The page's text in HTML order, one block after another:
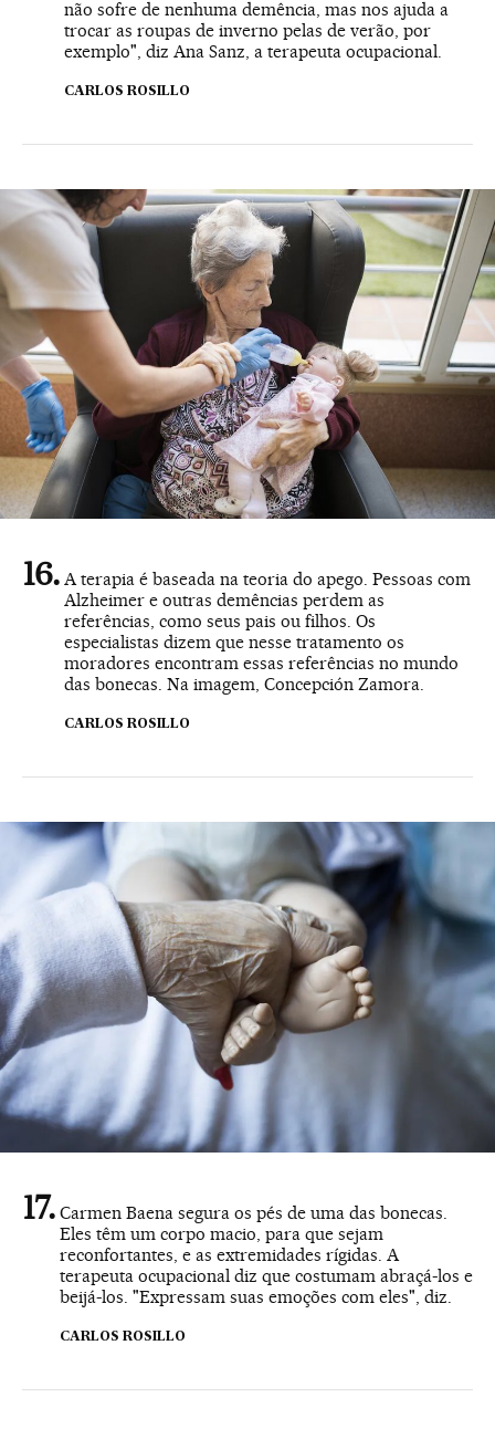
não sofre de nenhuma demência, mas nos ajuda a
trocar as roupas de inverno pelas de verão, por
exemplo", diz Ana Sanz, a terapeuta ocupacional.
CARLOS ROSILLO
A terapia é baseada na teoria do apego. Pessoas com
Alzheimer e outras demências perdem as
referências, como seus pais ou filhos. Os
especialistas dizem que nesse tratamento os
moradores encontram essas referências no mundo
das bonecas. Na imagem, Concepción Zamora.
CARLOS ROSILLO
Carmen Baena segura os pés de uma das bonecas.
Eles têm um corpo macio, para que sejam
reconfortantes, e as extremidades rígidas. A
terapeuta ocupacional diz que costumam abraçá-los e
beijá-los. "Expressam suas emoções com eles", diz.
CARLOS ROSILLO